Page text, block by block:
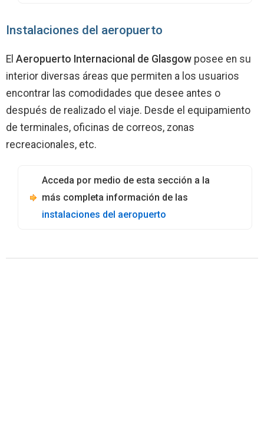
Instalaciones del aeropuerto
El Aeropuerto Internacional de Glasgow posee en su
interior diversas áreas que permiten a los usuarios
encontrar las comodidades que desee antes o
después de realizado el viaje. Desde el equipamiento
de terminales, oficinas de correos, zonas
recreacionales, etc.
Acceda por medio de esta sección a la
más completa información de las
instalaciones del aeropuerto